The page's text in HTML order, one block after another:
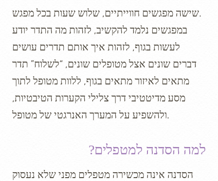
שישה מפגשים חווייתיים, שלוש שעות בכל מפגש.
במפגשים נלמד להקשיב, לזהות מה התדר יודע
לעשות בגוף, לזהות איך אותם תדרים עושים
דברים שונים אצל מטופלים שונים, “לשלוח” תדר
מתאים לאיזור מתאים בגוף, ללוות מטופל לתוך
מסע מדיטטיבי דרך צלילי הקערות הטיבטיות,
ולהשפיע על המערך האנרגטי של מטופל.
למה הסדנה למטפלים?
הסדנה אינה מכשירה מטפלים מפני שלא נעסוק